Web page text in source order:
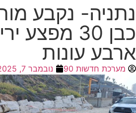
נתניה- נקבע
כבן 30 מפצע
ארבע עונות
מערכת חדשות 90 נובמבר 7, 2025